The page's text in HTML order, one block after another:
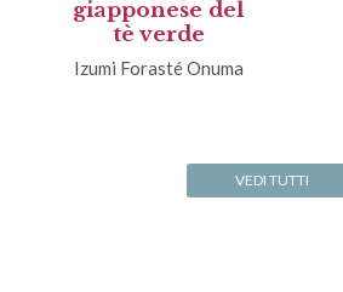
giapponese del
tè verde
Izumi Forasté Onuma
VEDI TUTTI